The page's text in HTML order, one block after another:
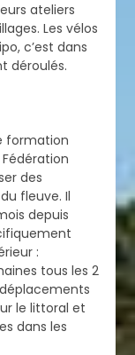
ateliers
Les vélos
c’est dans
déroulés.
formation
des
fleuve. Il
depuis
:
tous les 2
le littoral et
dans les